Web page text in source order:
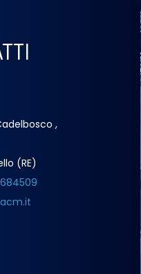
,
(RE)